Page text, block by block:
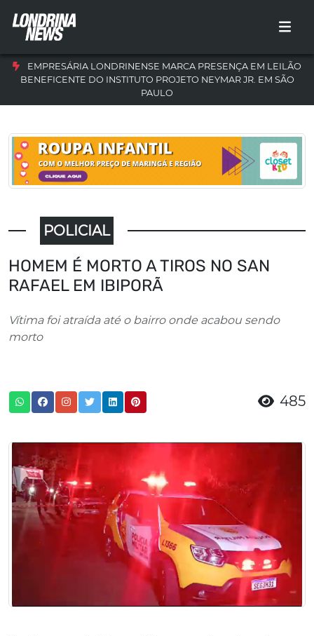
EMPRESÁRIA LONDRINENSE MARCA PRESENÇA EM LEILÃO
BENEFICENTE DO INSTITUTO PROJETO NEYMAR JR. EM SÃO
PAULO
POLICIAL
HOMEM É MORTO A TIROS NO SAN
RAFAEL EM IBIPORÃ
Vítima foi atraída até o bairro onde acabou sendo
morto
485